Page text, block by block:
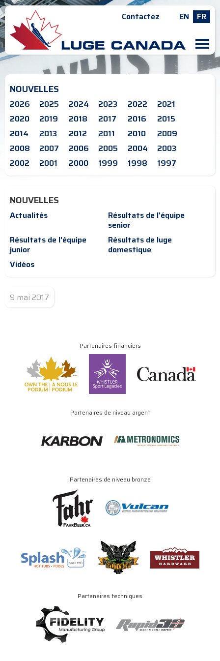
Contactez EN FR
M
NOUVELLES
2026 2025 2024 2023 2022
2021
2020
2019 2018 2017 2016
2015
2014
2013 2012 2011 2010
2009
2008
2007 2006 2005 2004
2003
2002
2001 2000 1999 1998 1997
NOUVELLES
Actualités
Résultats de l'équipe
senior
Résultats de l'équipe
junior
Résultats de luge
domestique
Vidéos
9 mai 2017
Partenaires financiers
Partenaires de niveau argent
Partenaires de niveau bronze
Partenaires techniques